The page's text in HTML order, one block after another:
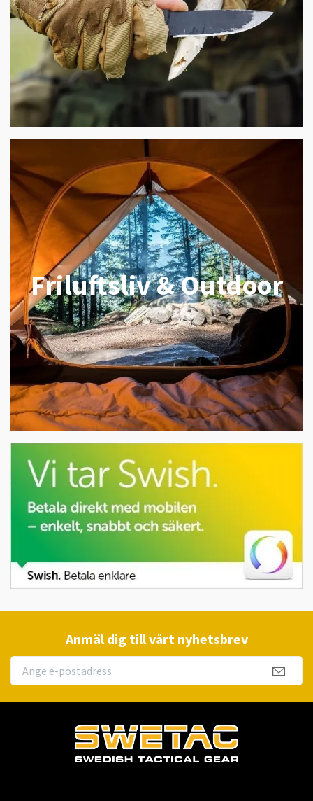
Friluftsliv & Outdoor
Anmäl dig till vårt nyhetsbrev